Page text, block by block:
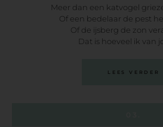
Meer dan een katvogel
Of een bedelaar de pest
Of de ijsberg de zon
Dat is hoeveel ik van
LEES VERDER